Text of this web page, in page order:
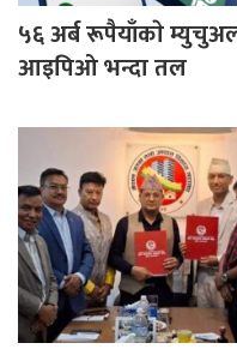
५६ अर्ब रूपैयाँकाे
आइपिओ भन्दा तल